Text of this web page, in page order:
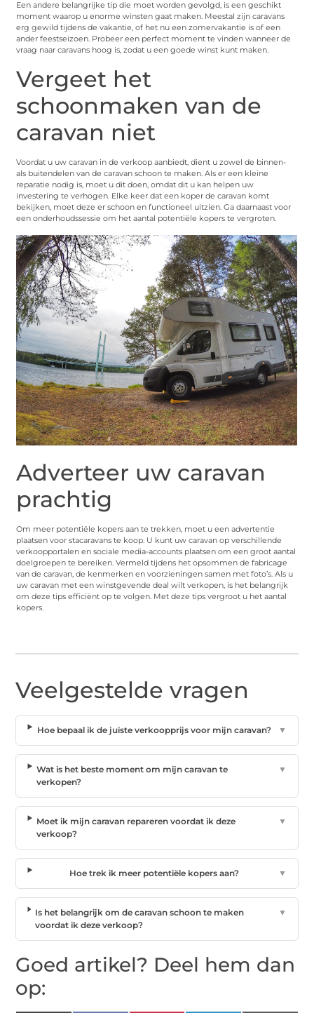
Een andere belangrijke tip die moet worden gevolgd, is een geschikt
moment waarop u enorme winsten gaat maken. Meestal zijn caravans
erg gewild tijdens de vakantie, of het nu een zomervakantie is of een
ander feestseizoen. Probeer een perfect moment te vinden wanneer de
vraag naar caravans hoog is, zodat u een goede winst kunt maken.
Vergeet het
schoonmaken van de
caravan niet
Voordat u uw caravan in de verkoop aanbiedt, dient u zowel de binnen-
als buitendelen van de caravan schoon te maken. Als er een kleine
reparatie nodig is, moet u dit doen, omdat dit u kan helpen uw
investering te verhogen. Elke keer dat een koper de caravan komt
bekijken, moet deze er schoon en functioneel uitzien. Ga daarnaast voor
een onderhoudssessie om het aantal potentiële kopers te vergroten.
Adverteer uw caravan
prachtig
Om meer potentiële kopers aan te trekken, moet u een advertentie
plaatsen voor stacaravans te koop. U kunt uw caravan op verschillende
verkoopportalen en sociale media-accounts plaatsen om een groot aantal
doelgroepen te bereiken. Vermeld tijdens het opsommen de fabricage
van de caravan, de kenmerken en voorzieningen samen met foto’s. Als u
uw caravan met een winstgevende deal wilt verkopen, is het belangrijk
om deze tips efficiënt op te volgen. Met deze tips vergroot u het aantal
kopers.
Veelgestelde vragen
Hoe bepaal ik de juiste verkoopprijs voor mijn caravan? ▼
Wat is het beste moment om mijn caravan te
verkopen?
▼
Moet ik mijn caravan repareren voordat ik deze
verkoop?
▼
Hoe trek ik meer potentiële kopers aan? ▼
Is het belangrijk om de caravan schoon te maken
voordat ik deze verkoop?
▼
Goed artikel? Deel hem dan
op: